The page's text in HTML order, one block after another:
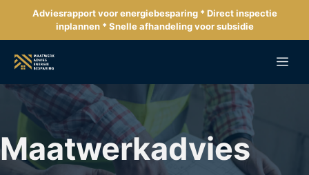
de
inhoud
Adviesrapport voor energiebesparing * Direct inspectie
inplannen * Snelle afhandeling voor subsidie
Maatwerkadvies